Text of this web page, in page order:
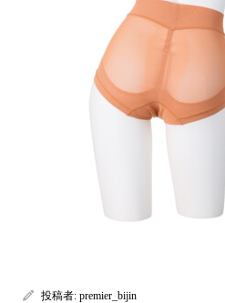
投稿者: premier_bijin